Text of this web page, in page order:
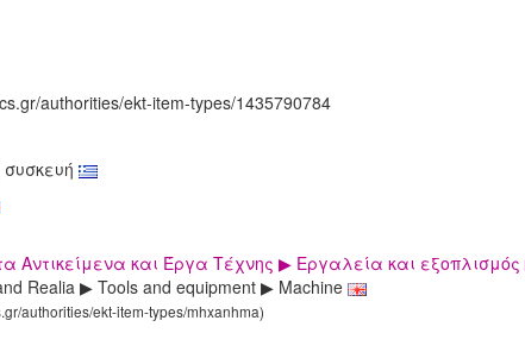
authorities/ekt-item-types/1435790784
Αντικείμενα και Έργα Τέχνης ▶ Εργαλεία και
Realia ▶ Tools and equipment ▶ Machine
authorities/ekt-item-types/mhxanhma)